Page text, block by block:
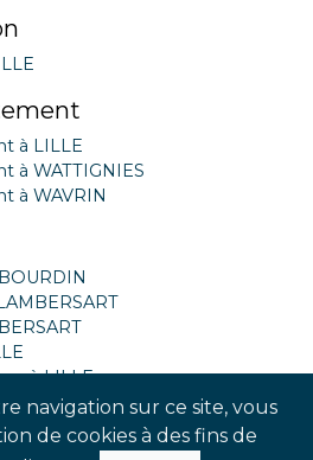
navigation sur ce site, vous
de cookies à des fins de
à LILLE
à WATTIGNIES
à WAVRIN
à LILLE